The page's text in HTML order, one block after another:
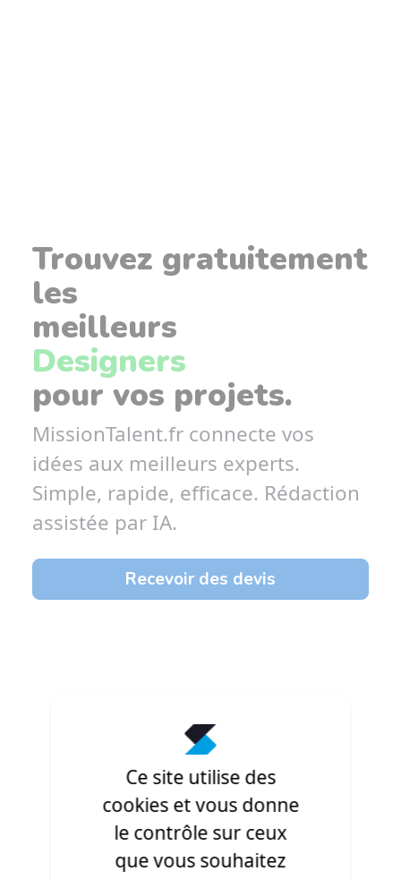
Trouvez gratuitement
les
meilleurs
Designers
pour vos projets.
MissionTalent.fr connecte vos
idées aux meilleurs experts.
Simple, rapide, efficace. Rédaction
assistée par IA.
Recevoir des devis
Ce site utilise des
cookies et vous donne
le contrôle sur ceux
que vous souhaitez